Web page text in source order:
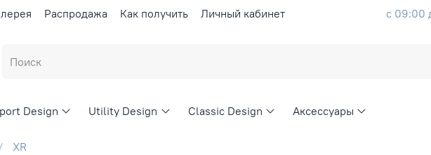
Распродажа Как получить Личный кабинет с 09:00
Design Utility Design Classic Design Аксессуары
XR